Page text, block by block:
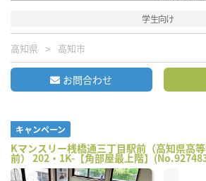
学生向け
高知県 高知市
お問合わせ
キャンペーン
Kマンスリー桟橋通三丁目駅前（高知県高
前） 202・1K-【角部屋最上階】